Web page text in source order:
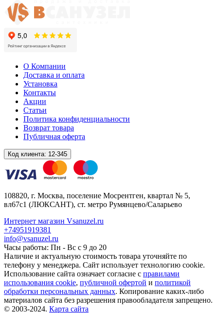
О Компании
Доставка и оплата
Установка
Контакты
Акции
Статьи
Политика конфиденциальности
Возврат товара
Публичная оферта
Код клиента: 12-345
108820, г. Москва, поселение Мосрентген, квартал № 5,
вл67с1 (ЛЮКСАНТ), ст. метро Румянцево/Саларьево
Интернет магазин Vsanuzel.ru
+74951919381
info@vsanuzel.ru
Часы работы: Пн - Вс с 9 до 20
Наличие и актуальную стоимость товара уточняйте по
телефону у менеджера. Сайт использует технологию cookie.
Использование сайта означает согласие с правилами
использования cookie, публичной офертой и политикой
обработки персональных данных. Копирование каких-либо
материалов сайта без разрешения правообладателя запрещено.
© 2003-2024. Карта сайта